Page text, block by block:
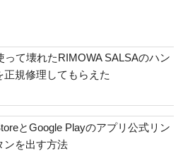
って壊れたRIMOWA SALSAのハン
正規修理してもらえた
とGoogle Playのアプリ公式リン
ンを出す方法